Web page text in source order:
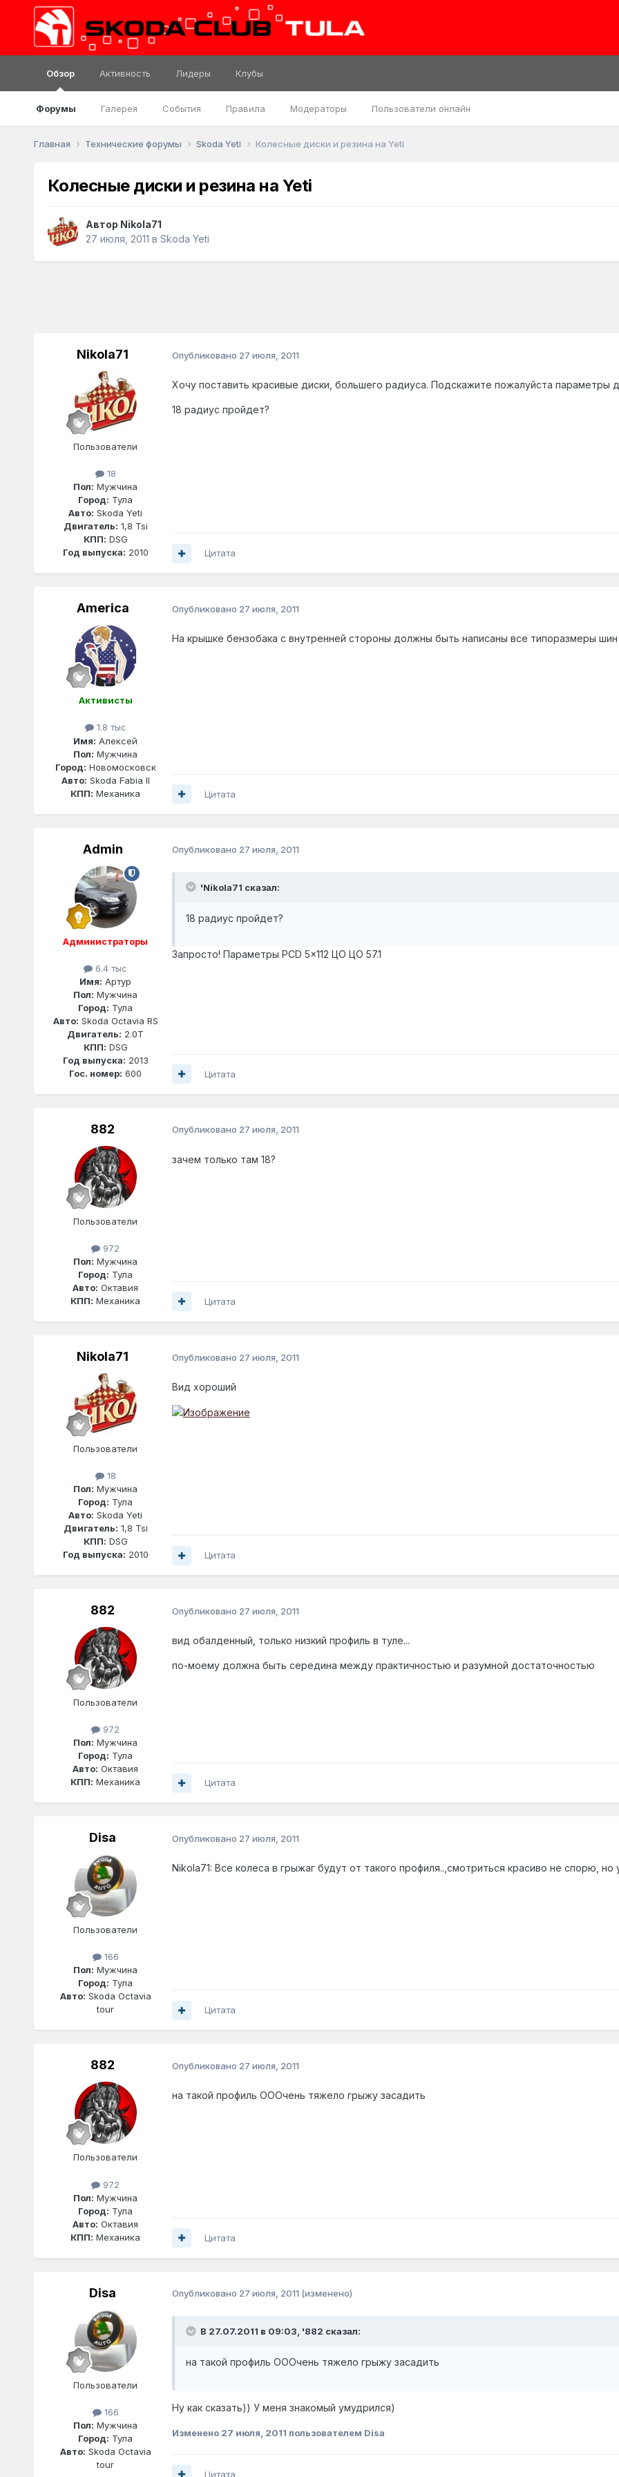
Обзор
Форумы Галерея События Правила Модераторы Пользователи онлайн
Активность Лидеры Клубы
Главная Технические форумы Skoda Yeti Колесные диски и резина на Yeti
Колесные диски и резина на Yeti
Автор Nikola71
27 июля, 2011 в Skoda Yeti
Nikola71
Пользователи
18
Пол: Мужчина
Город: Тула
Авто: Skoda Yeti
Двигатель: 1,8 Tsi
КПП: DSG
Год выпуска: 2010
Опубликовано 27 июля, 2011
Хочу поставить красивые диски, большего радиуса. Подскажите пожалуйста параметры
18 радиус пройдет?
Цитата
America
Активисты
1.8 тыс
Имя: Алексей
Пол: Мужчина
Город: Новомосковск
Авто: Skoda Fabia II
КПП: Механика
Опубликовано 27 июля, 2011
На крышке бензобака с внутренней стороны должны быть написаны все типоразмеры
Цитата
Admin
Администраторы
6.4 тыс
Имя: Артур
Пол: Мужчина
Город: Тула
Авто: Skoda Octavia RS
Двигатель: 2.0T
КПП: DSG
Год выпуска: 2013
Гос. номер: 600
Опубликовано 27 июля, 2011
'Nikola71 сказал:
18 радиус пройдет?
Запросто! Параметры PCD 5x112 ЦО ЦО 57.1
Цитата
882
Пользователи
972
Пол: Мужчина
Город: Тула
Авто: Октавия
КПП: Механика
Опубликовано 27 июля, 2011
зачем только там 18?
Цитата
Nikola71
Пользователи
18
Пол: Мужчина
Город: Тула
Авто: Skoda Yeti
Двигатель: 1,8 Tsi
КПП: DSG
Год выпуска: 2010
Опубликовано 27 июля, 2011
Вид хороший
Цитата
882
Пользователи
972
Пол: Мужчина
Город: Тула
Авто: Октавия
КПП: Механика
Опубликовано 27 июля, 2011
вид обалденный, только низкий профиль в туле...
по-моему должна быть середина между практичностью и разумной достаточностью
Цитата
Disa
Пользователи
166
Пол: Мужчина
Город: Тула
Авто: Skoda Octavia
tour
Опубликовано 27 июля, 2011
Nikola71: Все колеса в грыжаг будут от такого профиля..,смотриться красиво не спорю,
Цитата
882
Пользователи
972
Пол: Мужчина
Город: Тула
Авто: Октавия
КПП: Механика
Опубликовано 27 июля, 2011
на такой профиль ОООчень тяжело грыжу засадить
Цитата
Disa
Пользователи
166
Пол: Мужчина
Город: Тула
Авто: Skoda Octavia
tour
Опубликовано 27 июля, 2011 (изменено)
В 27.07.2011 в 09:03, '882 сказал:
на такой профиль ОООчень тяжело грыжу засадить
Ну как сказать)) У меня знакомый умудрился)
Изменено 27 июля, 2011 пользователем Disa
Цитата